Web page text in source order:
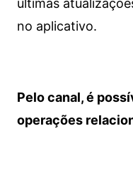
últimas
no aplicativo.
Pelo canal, é
operações